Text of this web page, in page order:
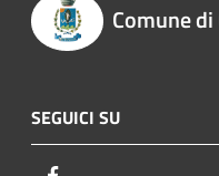
Comune
SEGUICI SU